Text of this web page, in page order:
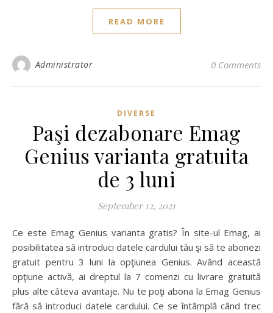
READ MORE
Administrator 0 Comments
DIVERSE
Paşi dezabonare Emag
Genius varianta gratuita
de 3 luni
September 12, 2021
Ce este Emag Genius varianta gratis? În site-ul Emag, ai
posibilitatea să introduci datele cardului tău şi să te abonezi
gratuit pentru 3 luni la opţiunea Genius. Având această
opţiune activă, ai dreptul la 7 comenzi cu livrare gratuită
plus alte câteva avantaje. Nu te poţi abona la Emag Genius
fără să introduci datele cardului. Ce se întâmplă când trec